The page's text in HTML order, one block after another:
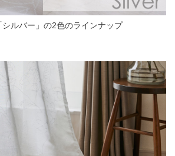
ルバー」の2色のラインナップ